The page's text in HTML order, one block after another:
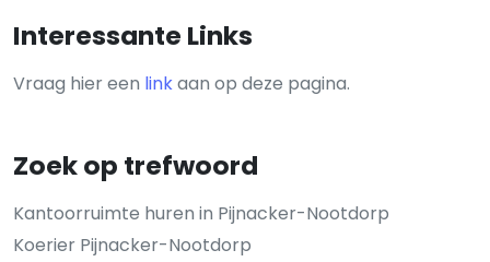
Interessante Links
Vraag hier een linkaan op deze pagina.
Zoek op trefwoord
Kantoorruimte huren in Pijnacker-Nootdorp
Koerier Pijnacker-Nootdorp